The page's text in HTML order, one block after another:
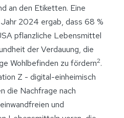
an den Etiketten. Eine
2024 ergab, dass 68 %
pflanzliche Lebensmittel
der Verdauung, die
Wohlbefinden zu fördern2.
Z - digital-einheimisch
die Nachfrage nach
und